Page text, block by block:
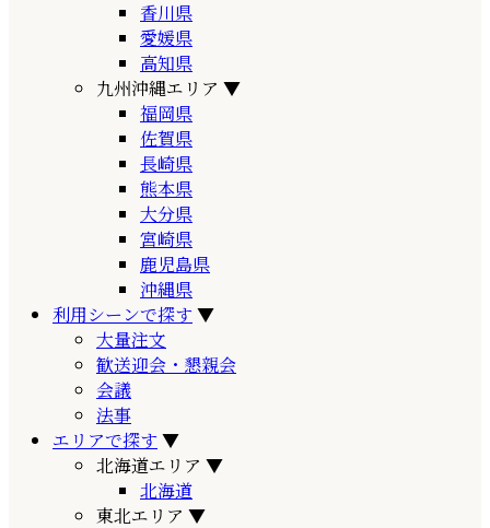
香川県
愛媛県
高知県
九州沖縄エリア ▼
福岡県
佐賀県
長崎県
熊本県
大分県
宮崎県
鹿児島県
沖縄県
利用シーンで探す▼
大量注文
歓送迎会・懇親会
会議
法事
エリアで探す▼
北海道エリア ▼
北海道
東北エリア ▼